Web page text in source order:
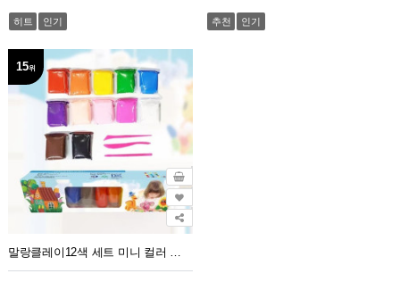
히트 인기 추천 인기
15위